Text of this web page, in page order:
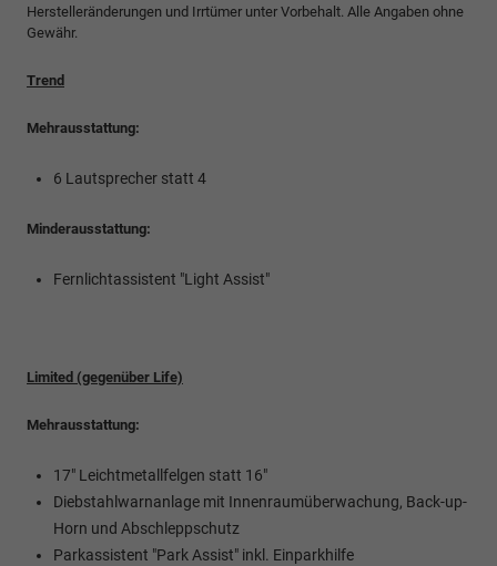
Herstelleränderungen und Irrtümer unter Vorbehalt. Alle Angaben ohne
Gewähr.
Trend
Mehrausstattung:
6 Lautsprecher statt 4
Minderausstattung:
Fernlichtassistent "Light Assist"
Limited (gegenüber Life)
Mehrausstattung:
17" Leichtmetallfelgen statt 16"
Diebstahlwarnanlage mit Innenraumüberwachung, Back-up-
Horn und Abschleppschutz
Parkassistent "Park Assist" inkl. Einparkhilfe